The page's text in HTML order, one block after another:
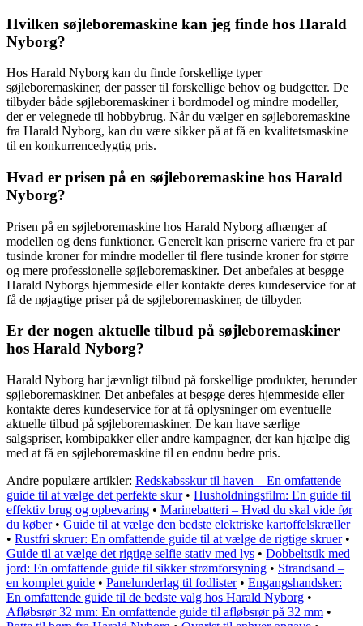
Hvilken søjleboremaskine kan jeg finde hos Harald
Nyborg?
Hos Harald Nyborg kan du finde forskellige typer
søjleboremaskiner, der passer til forskellige behov og budgetter. De
tilbyder både søjleboremaskiner i bordmodel og mindre modeller,
der er velegnede til hobbybrug. Når du vælger en søjleboremaskine
fra Harald Nyborg, kan du være sikker på at få en kvalitetsmaskine
til en konkurrencedygtig pris.
Hvad er prisen på en søjleboremaskine hos Harald
Nyborg?
Prisen på en søjleboremaskine hos Harald Nyborg afhænger af
modellen og dens funktioner. Generelt kan priserne variere fra et par
tusinde kroner for mindre modeller til flere tusinde kroner for større
og mere professionelle søjleboremaskiner. Det anbefales at besøge
Harald Nyborgs hjemmeside eller kontakte deres kundeservice for at
få de nøjagtige priser på de søjleboremaskiner, de tilbyder.
Er der nogen aktuelle tilbud på søjleboremaskiner
hos Harald Nyborg?
Harald Nyborg har jævnligt tilbud på forskellige produkter, herunder
søjleboremaskiner. Det anbefales at besøge deres hjemmeside eller
kontakte deres kundeservice for at få oplysninger om eventuelle
aktuelle tilbud på søjleboremaskiner. De kan have særlige
salgspriser, kombipakker eller andre kampagner, der kan hjælpe dig
med at få en søjleboremaskine til en endnu bedre pris.
Andre populære artikler: Redskabsskur til haven – En omfattende
guide til at vælge det perfekte skur• Husholdningsfilm: En guide til
effektiv brug og opbevaring • Marinebatteri – Hvad du skal vide før
du køber• Guide til at vælge den bedste elektriske kartoffelskræller
• Rustfri skruer: En omfattende guide til at vælge de rigtige skruer•
Guide til at vælge det rigtige selfie stativ med lys • Dobbeltstik med
jord: En omfattende guide til sikker strømforsyning • Strandsand –
en komplet guide • Panelunderlag til fodlister• Engangshandsker:
En omfattende guide til de bedste valg hos Harald Nyborg •
Afløbsrør 32 mm: En omfattende guide til afløbsrør på 32 mm •